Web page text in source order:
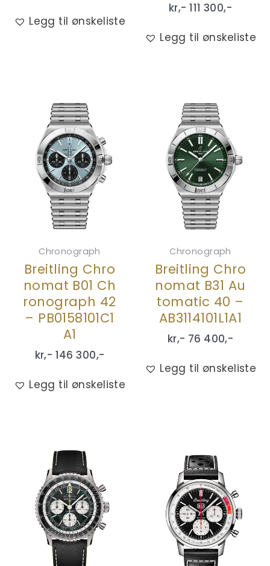
Legg til ønskeliste
kr,- 111 300,-
Legg til ønskeliste
Chronograph
Breitling Chro
nomat B01 Ch
ronograph 42
– PB0158101C1
A1
kr,- 146 300,-
Legg til ønskeliste
Chronograph
Breitling Chro
nomat B31 Au
tomatic 40 –
AB3114101L1A1
kr,- 76 400,-
Legg til ønskeliste